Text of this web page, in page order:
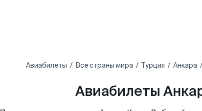
Авиабилеты Все страны мира Турция Анкара
Авиабилеты